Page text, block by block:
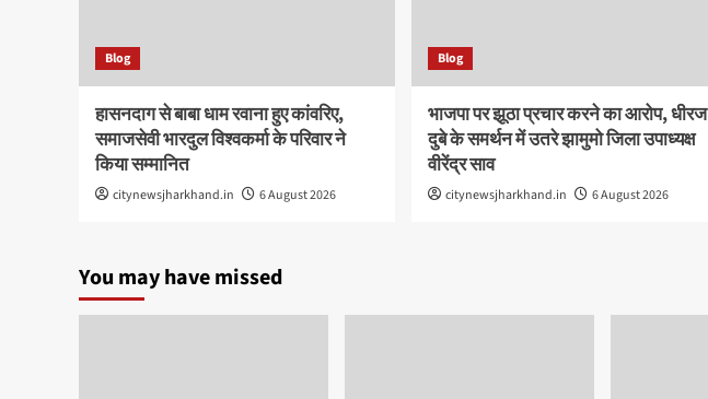
Blog
हासनदाग से बाबा धाम रवाना हुए कांवरिए,
समाजसेवी भारदुल विश्वकर्मा के परिवार ने
किया सम्मानित
citynewsjharkhand.in 6 August 2026
Blog
भाजपा पर झूठा प्रचार करने का आरोप, धीरज
दुबे के समर्थन में उतरे झामुमो जिला उपाध्यक्ष
वीरेंद्र साव
citynewsjharkhand.in 6 August 2026
You may have missed